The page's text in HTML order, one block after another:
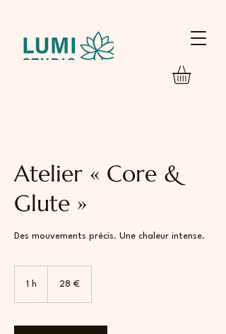
Atelier « Core &
Glute »
Des mouvements précis. Une chaleur intense.
1 h 28 €